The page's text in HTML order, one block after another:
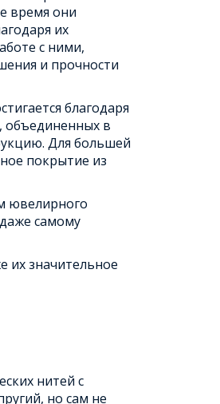
время они
их
с ними,
и прочности
благодаря
объединенных в
Для большей
покрытие из
ювелирного
самому
их значительное
нитей с
но сам не